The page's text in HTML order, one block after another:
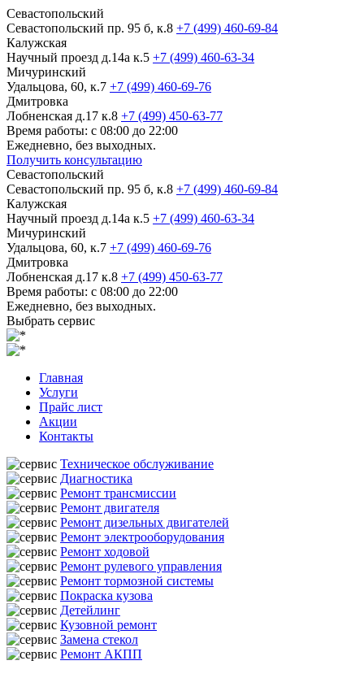
Севастопольский
Севастопольский пр. 95 б, к.8 +7 (499) 460-69-84
Калужская
Научный проезд д.14а к.5 +7 (499) 460-63-34
Мичуринский
Удальцова, 60, к.7 +7 (499) 460-69-76
Дмитровка
Лобненская д.17 к.8 +7 (499) 450-63-77
Время работы: с 08:00 до 22:00
Ежедневно, без выходных.
Получить консультацию
Севастопольский
Севастопольский пр. 95 б, к.8 +7 (499) 460-69-84
Калужская
Научный проезд д.14а к.5 +7 (499) 460-63-34
Мичуринский
Удальцова, 60, к.7 +7 (499) 460-69-76
Дмитровка
Лобненская д.17 к.8 +7 (499) 450-63-77
Время работы: с 08:00 до 22:00
Ежедневно, без выходных.
Выбрать сервис
Главная
Услуги
Прайс лист
Акции
Контакты
Техническое обслуживание
Диагностика
Ремонт трансмиссии
Ремонт двигателя
Ремонт дизельных двигателей
Ремонт электрооборудования
Ремонт ходовой
Ремонт рулевого управления
Ремонт тормозной системы
Покраска кузова
Детейлинг
Кузовной ремонт
Замена стекол
Ремонт АКПП